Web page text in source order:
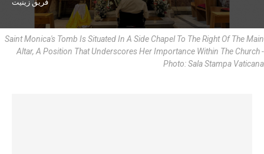
فريق زينيت
Saint Monica's Tomb Is Situated In A Side Chapel To The Right Of The Main
Altar, A Position That Underscores Her Importance Within The Church -
Photo: Sala Stampa Vaticana